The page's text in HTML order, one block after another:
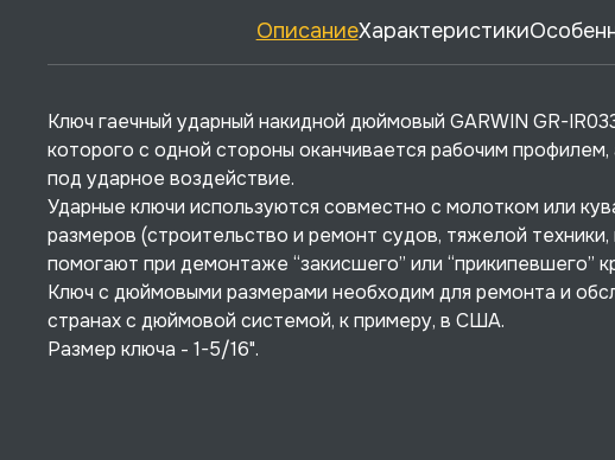
ОписаниеХарактеристики
Ключ гаечный ударный накидной дюймовый GARWIN GR-
которого с одной стороны оканчивается рабочим
под ударное воздействие.
Ударные ключи используются совместно с молотком или
размеров (строительство и ремонт судов, тяжелой
помогают при демонтаже “закисшего” или “прикипевшего”
Ключ с дюймовыми размерами необходим для ремонта и
странах с дюймовой системой, к примеру, в США.
Размер ключа - 1-5/16".